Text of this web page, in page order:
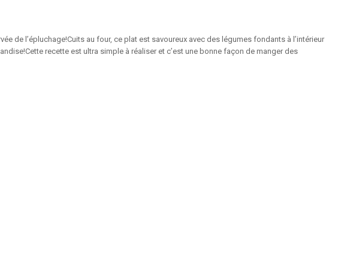
de l’épluchage!Cuits au four, ce plat est savoureux avec des légumes fondants à l’intérieur
recette est ultra simple à réaliser et c’est une bonne façon de manger des